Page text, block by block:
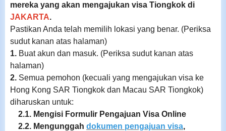
mereka yang akan mengajukan visa Tiongkok di
JAKARTA.
Pastikan Anda telah memilih lokasi yang benar. (Periksa
sudut kanan atas halaman)
1. Buat akun dan masuk. (Periksa sudut kanan atas
halaman)
2. Semua pemohon (kecuali yang mengajukan visa ke
Hong Kong SAR Tiongkok dan Macau SAR Tiongkok)
diharuskan untuk:
2.1. Mengisi Formulir Pengajuan Visa Online
2.2. Mengunggah dokumen pengajuan visa,